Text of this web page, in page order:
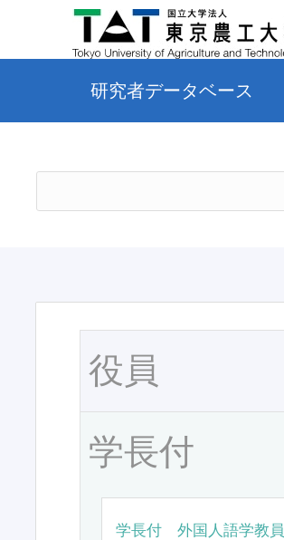
研究者データベース
役員
学長付
学長付 外国人語学教員